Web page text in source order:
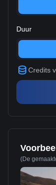
Duur
Credits
(De